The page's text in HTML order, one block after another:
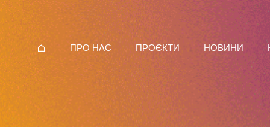
ПРО НАС ПРОЄКТИ НОВИНИ